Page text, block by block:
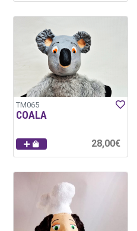
TM065
COALA
28,00€